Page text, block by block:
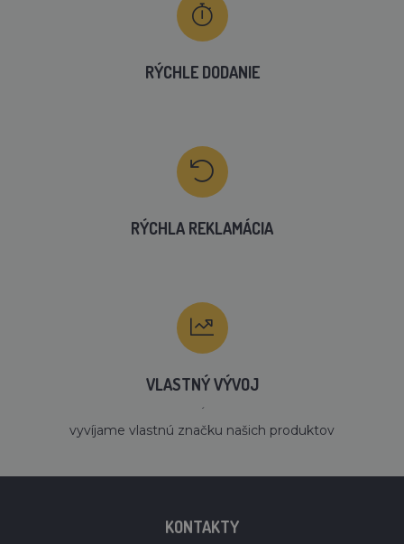
RÝCHLE DODANIE
RÝCHLA REKLAMÁCIA
VLASTNÝ VÝVOJ
´
vyvíjame vlastnú značku našich produktov
KONTAKTY